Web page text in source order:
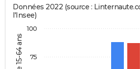
Données 2022 (source :
l'Insee)
75
100